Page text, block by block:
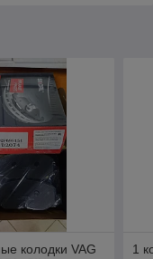
колодки VAG
1